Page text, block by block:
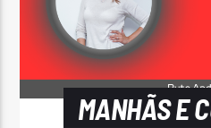
MANHÃS E